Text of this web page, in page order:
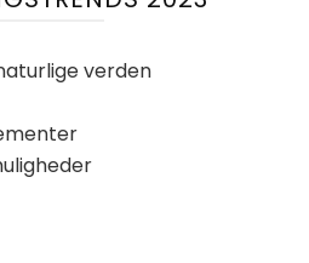
verden